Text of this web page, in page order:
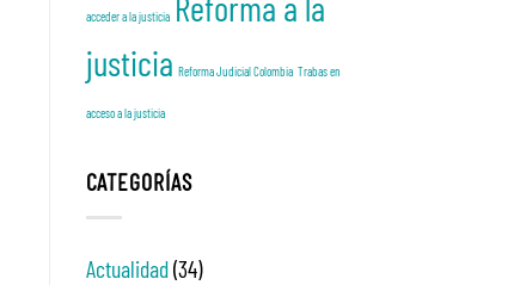
acceder a la justicia
justicia Reforma Judicial Colombia Trabas en
acceso a la justicia
CATEGORÍAS
Actualidad(34)